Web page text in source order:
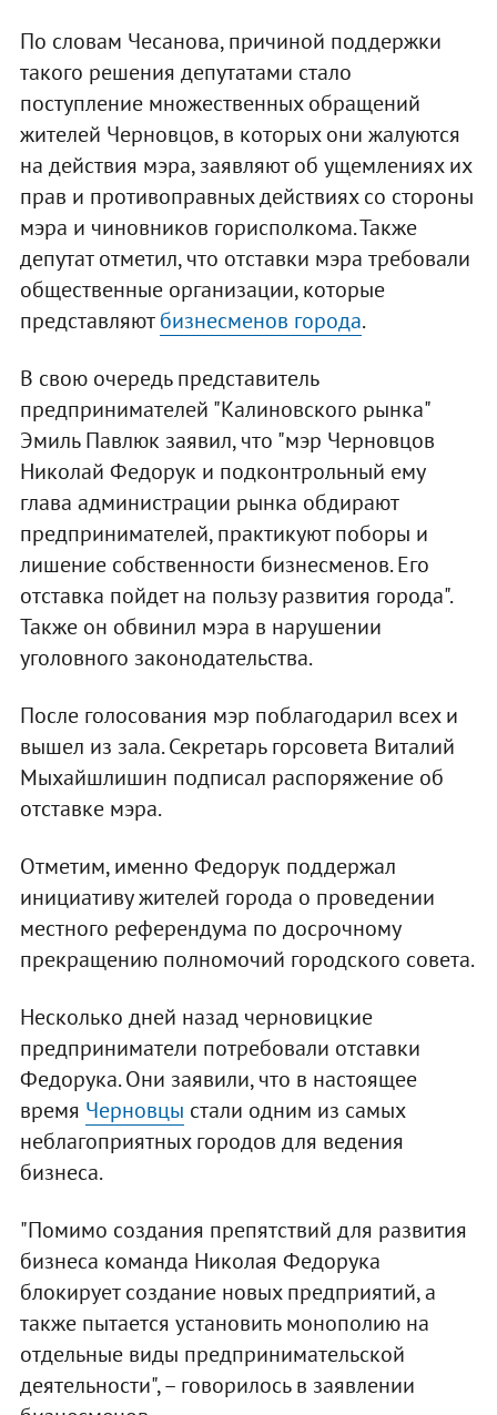
По словам Чесанова, причиной поддержки
такого решения депутатами стало
поступление множественных обращений
жителей Черновцов, в которых они жалуются
на действия мэра, заявляют об ущемлениях их
прав и противоправных действиях со стороны
мэра и чиновников горисполкома. Также
депутат отметил, что отставки мэра требовали
общественные организации, которые
представляютбизнесменов города.
В свою очередь представитель
предпринимателей "Калиновского рынка"
Эмиль Павлюк заявил, что "мэр Черновцов
Николай Федорук и подконтрольный ему
глава администрации рынка обдирают
предпринимателей, практикуют поборы и
лишение собственности бизнесменов. Его
отставка пойдет на пользу развития города".
Также он обвинил мэра в нарушении
уголовного законодательства.
После голосования мэр поблагодарил всех и
вышел из зала. Секретарь горсовета Виталий
Мыхайшлишин подписал распоряжение об
отставке мэра.
Отметим, именно Федорук поддержал
инициативу жителей города о проведении
местного референдума по досрочному
прекращению полномочий городского совета.
Несколько дней назад черновицкие
предприниматели потребовали отставки
Федорука. Они заявили, что в настоящее
время Черновцы стали одним из самых
неблагоприятных городов для ведения
бизнеса.
"Помимо создания препятствий для развития
бизнеса команда Николая Федорука
блокирует создание новых предприятий, а
также пытается установить монополию на
отдельные виды предпринимательской
деятельности", – говорилось в заявлении